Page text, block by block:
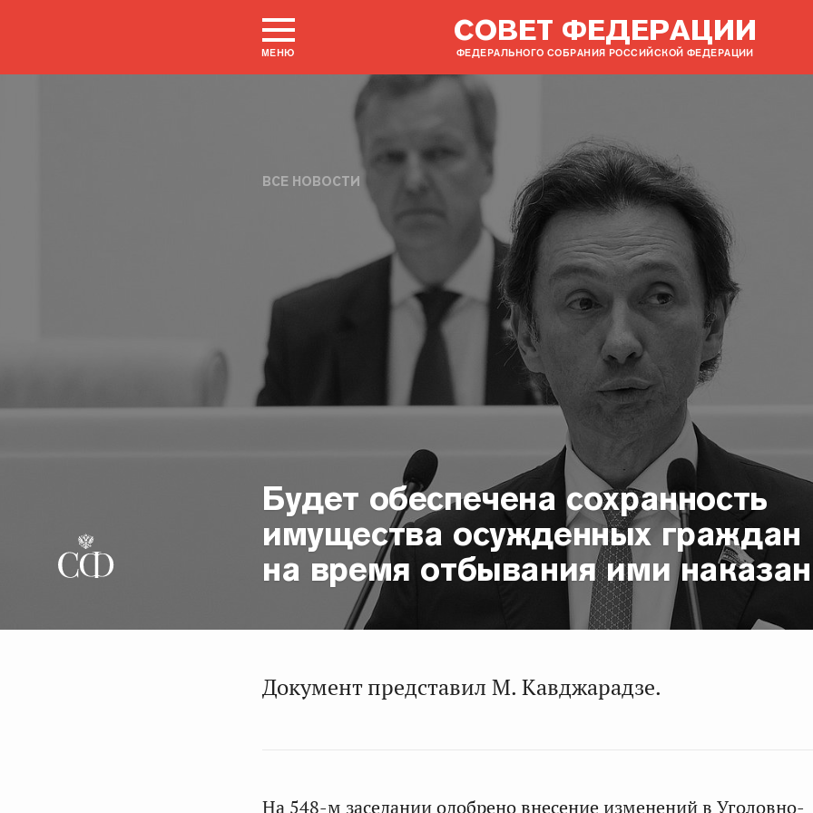
МЕНЮ
СОВЕТ ФЕДЕРАЦИИ
ФЕДЕРАЛЬНОГО СОБРАНИЯ РОССИЙСКОЙ ФЕДЕРАЦИИ
ВСЕ НОВОСТИ
Будет обеспечена сохранность
имущества осужденных граждан
на время отбывания ими
Документ представил М. Кавджарадзе.
На 548-м заседании одобрено внесение изменений в Уголовно-